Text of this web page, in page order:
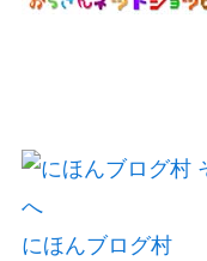
にほんブログ村